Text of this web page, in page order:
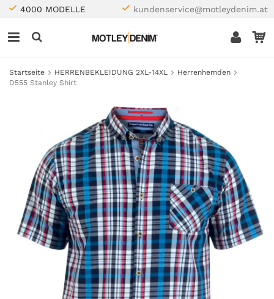
4000 MODELLE kundenservice@motleydenim.at
Startseite HERRENBEKLEIDUNG 2XL-14XL
Herrenhemden
D555 Stanley Shirt